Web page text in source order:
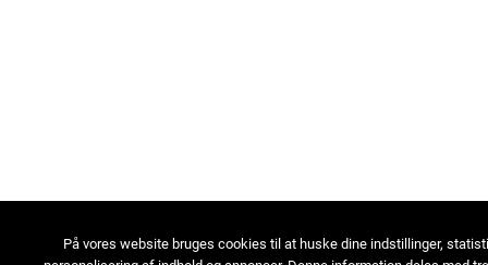
På vores website bruges cookies til at huske dine indstillinger,